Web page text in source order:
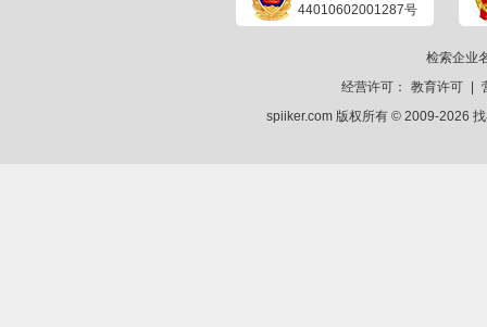
44010602001287号
检索企业
经营许可：
教育许可
spiiker.com 版权所有 © 2009-2026